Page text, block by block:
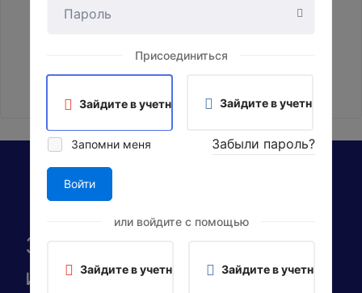
Запишитесь на курс
или получите
Присоединиться
Зайдите в учетную запись, используя Google
Зайдите в учетную
Запомни меня Забыли пароль?
Войти
или войдите с помощью
Зайдите в учетную запись, используя Google
Зайдите в учетную